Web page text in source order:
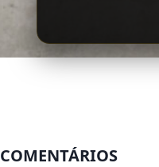
COMENTÁRIOS